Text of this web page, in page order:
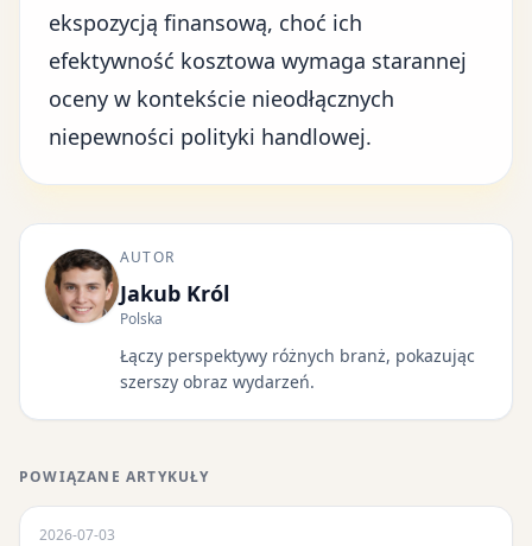
ekspozycją finansową, choć ich
efektywność kosztowa wymaga starannej
oceny w kontekście nieodłącznych
niepewności polityki handlowej.
AUTOR
Jakub Król
Polska
Łączy perspektywy różnych branż, pokazując
szerszy obraz wydarzeń.
POWIĄZANE ARTYKUŁY
2026-07-03